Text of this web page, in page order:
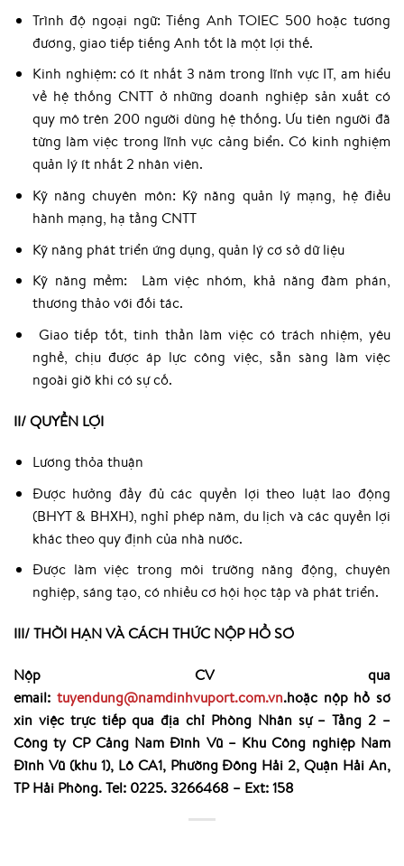
Trình độ ngoại ngữ: Tiếng Anh TOIEC 500 hoặc tương
đương, giao tiếp tiếng Anh tốt là một lợi thế.
Kinh nghiệm: có ít nhất 3 năm trong lĩnh vực IT, am hiểu
về hệ thống CNTT ở những doanh nghiệp sản xuất có
quy mô trên 200 người dùng hệ thống. Ưu tiên người đã
từng làm việc trong lĩnh vực cảng biển. Có kinh nghiệm
quản lý ít nhất 2 nhân viên.
Kỹ năng chuyên môn: Kỹ năng quản lý mạng, hệ điều
hành mạng, hạ tầng CNTT
Kỹ năng phát triển ứng dụng, quản lý cơ sở dữ liệu
Kỹ năng mềm: Làm việc nhóm, khả năng đàm phán,
thương thảo với đối tác.
Giao tiếp tốt, tinh thần làm việc có trách nhiệm, yêu
nghề, chịu được áp lực công việc, sẵn sàng làm việc
ngoài giờ khi có sự cố.
II/ QUYỀN LỢI
Lương thỏa thuận
Được hưởng đầy đủ các quyền lợi theo luật lao động
(BHYT & BHXH), nghỉ phép năm, du lịch và các quyền lợi
khác theo quy định của nhà nước.
Được làm việc trong môi trường năng động, chuyên
nghiệp, sáng tạo, có nhiều cơ hội học tập và phát triển.
III/ THỜI HẠN VÀ CÁCH THỨC NỘP HỒ SƠ
Nộp CV qua
email: tuyendung@namdinhvuport.com.vn.hoặc nộp hồ sơ
xin việc trực tiếp qua địa chỉ Phòng Nhân sự – Tầng 2 –
Công ty CP Cảng Nam Đình Vũ – Khu Công nghiệp Nam
Đình Vũ (khu 1), Lô CA1, Phường Đông Hải 2, Quận Hải An,
TP Hải Phòng. Tel: 0225. 3266468 – Ext: 158